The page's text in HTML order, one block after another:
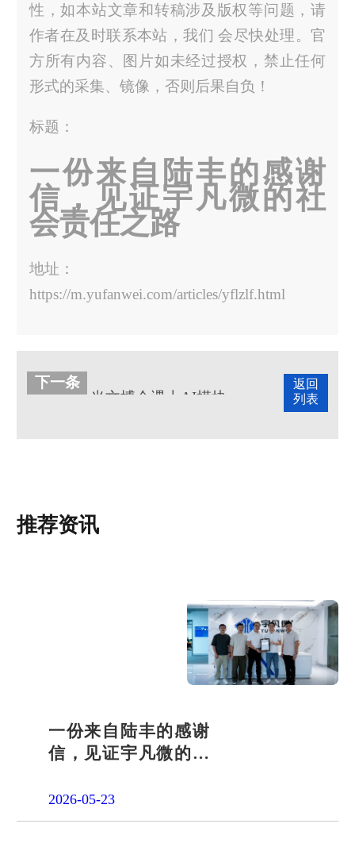
性，如本站文章和转稿涉及版权等问题，请
作者在及时联系本站，我们 会尽快处理。官
方所有内容、图片如未经过授权，禁止任何
形式的采集、镜像，否则后果自负！
标题：
一份来自陆丰的感谢
信，见证宇凡微的社
会责任之路
地址：
https://m.yufanwei.com/articles/yflzlf.html
返回
列表
下一条
推荐资讯
一份来自陆丰的感谢
信，见证宇凡微的社
2026-05-23